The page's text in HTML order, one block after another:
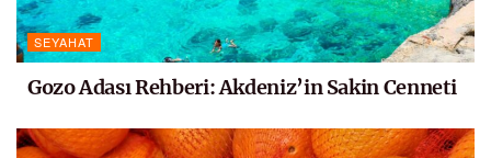
SEYAHAT
Gozo Adası Rehberi: Akdeniz’in Sakin Cenneti